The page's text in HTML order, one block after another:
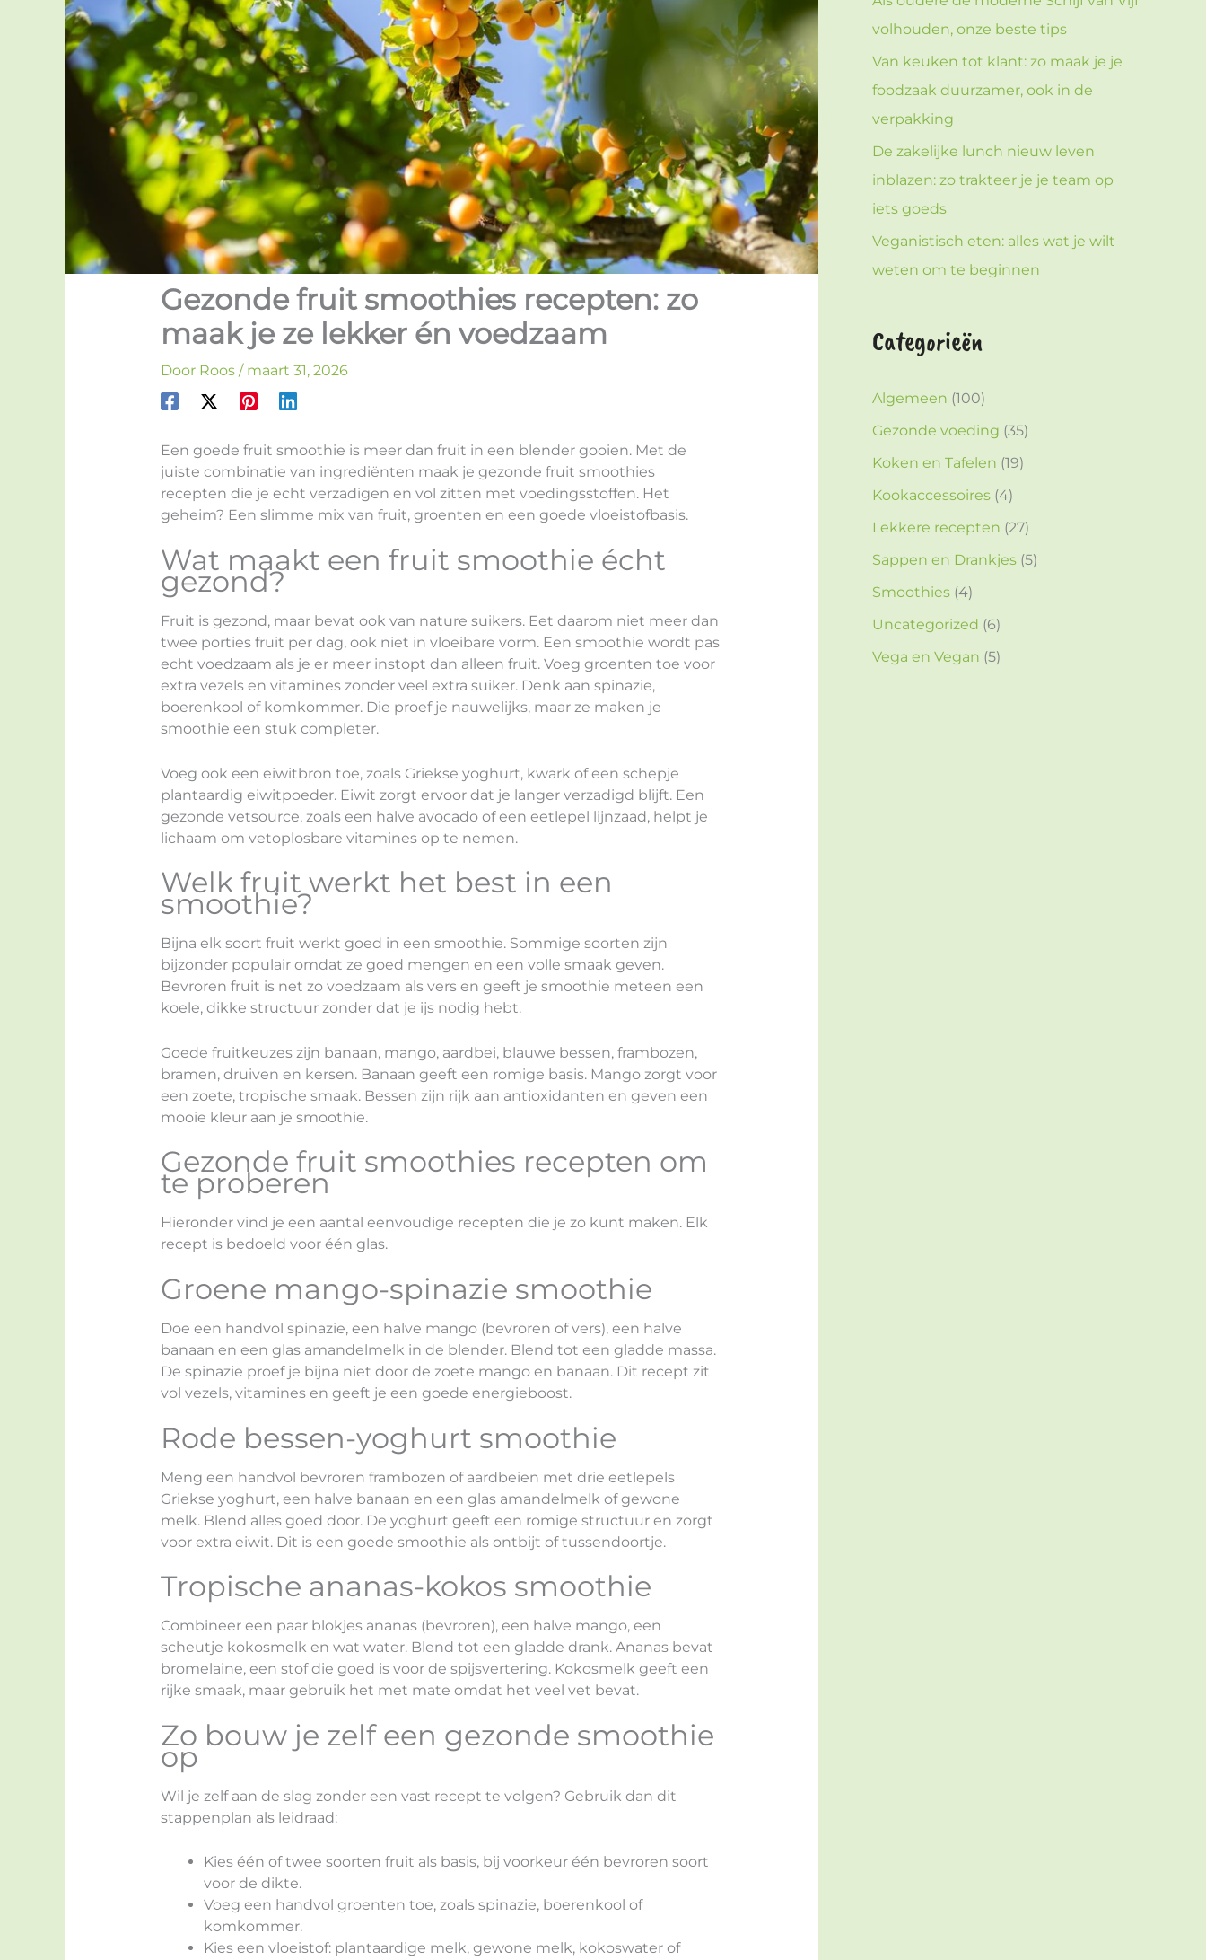
Gezonde fruit smoothies recepten: zo
maak je ze lekker én voedzaam
Door Roos / maart 31, 2026
Een goede fruit smoothie is meer dan fruit in een blender gooien. Met de
juiste combinatie van ingrediënten maak je gezonde fruit smoothies
recepten die je echt verzadigen en vol zitten met voedingsstoffen. Het
geheim? Een slimme mix van fruit, groenten en een goede vloeistofbasis.
Wat maakt een fruit smoothie écht
gezond?
Fruit is gezond, maar bevat ook van nature suikers. Eet daarom niet meer dan
twee porties fruit per dag, ook niet in vloeibare vorm. Een smoothie wordt pas
echt voedzaam als je er meer instopt dan alleen fruit. Voeg groenten toe voor
extra vezels en vitamines zonder veel extra suiker. Denk aan spinazie,
boerenkool of komkommer. Die proef je nauwelijks, maar ze maken je
smoothie een stuk completer.
Voeg ook een eiwitbron toe, zoals Griekse yoghurt, kwark of een schepje
plantaardig eiwitpoeder. Eiwit zorgt ervoor dat je langer verzadigd blijft. Een
gezonde vetsource, zoals een halve avocado of een eetlepel lijnzaad, helpt je
lichaam om vetoplosbare vitamines op te nemen.
Welk fruit werkt het best in een
smoothie?
Bijna elk soort fruit werkt goed in een smoothie. Sommige soorten zijn
bijzonder populair omdat ze goed mengen en een volle smaak geven.
Bevroren fruit is net zo voedzaam als vers en geeft je smoothie meteen een
koele, dikke structuur zonder dat je ijs nodig hebt.
Goede fruitkeuzes zijn banaan, mango, aardbei, blauwe bessen, frambozen,
bramen, druiven en kersen. Banaan geeft een romige basis. Mango zorgt voor
een zoete, tropische smaak. Bessen zijn rijk aan antioxidanten en geven een
mooie kleur aan je smoothie.
Gezonde fruit smoothies recepten om
te proberen
Hieronder vind je een aantal eenvoudige recepten die je zo kunt maken. Elk
recept is bedoeld voor één glas.
Groene mango-spinazie smoothie
Doe een handvol spinazie, een halve mango (bevroren of vers), een halve
banaan en een glas amandelmelk in de blender. Blend tot een gladde massa.
De spinazie proef je bijna niet door de zoete mango en banaan. Dit recept zit
vol vezels, vitamines en geeft je een goede energieboost.
Rode bessen-yoghurt smoothie
Meng een handvol bevroren frambozen of aardbeien met drie eetlepels
Griekse yoghurt, een halve banaan en een glas amandelmelk of gewone
melk. Blend alles goed door. De yoghurt geeft een romige structuur en zorgt
voor extra eiwit. Dit is een goede smoothie als ontbijt of tussendoortje.
Tropische ananas-kokos smoothie
Combineer een paar blokjes ananas (bevroren), een halve mango, een
scheutje kokosmelk en wat water. Blend tot een gladde drank. Ananas bevat
bromelaine, een stof die goed is voor de spijsvertering. Kokosmelk geeft een
rijke smaak, maar gebruik het met mate omdat het veel vet bevat.
Zo bouw je zelf een gezonde smoothie
op
Wil je zelf aan de slag zonder een vast recept te volgen? Gebruik dan dit
stappenplan als leidraad:
Kies één of twee soorten fruit als basis, bij voorkeur één bevroren soort
voor de dikte.
Voeg een handvol groenten toe, zoals spinazie, boerenkool of
komkommer.
Kies een vloeistof: plantaardige melk, gewone melk, kokoswater of
volhouden, onze beste tips
Van keuken tot klant: zo maak je je
foodzaak duurzamer, ook in de
verpakking
De zakelijke lunch nieuw leven
inblazen: zo trakteer je je team op
iets goeds
Veganistisch eten: alles wat je wilt
weten om te beginnen
Categorieën
Algemeen (100)
Gezonde voeding (35)
Koken en Tafelen (19)
Kookaccessoires (4)
Lekkere recepten (27)
Sappen en Drankjes (5)
Smoothies (4)
Uncategorized (6)
Vega en Vegan (5)